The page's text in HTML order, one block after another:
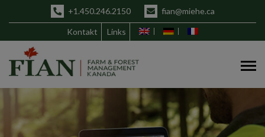
+1.450.246.2150 fian@miehe.ca
Kontakt Links